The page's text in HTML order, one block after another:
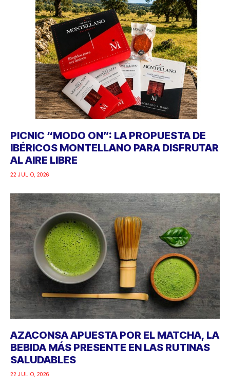
PICNIC “MODO ON”: LA PROPUESTA DE
IBÉRICOS MONTELLANO PARA DISFRUTAR
AL AIRE LIBRE
22 JULIO, 2026
AZACONSA APUESTA POR EL MATCHA, LA
BEBIDA MÁS PRESENTE EN LAS RUTINAS
SALUDABLES
22 JULIO, 2026